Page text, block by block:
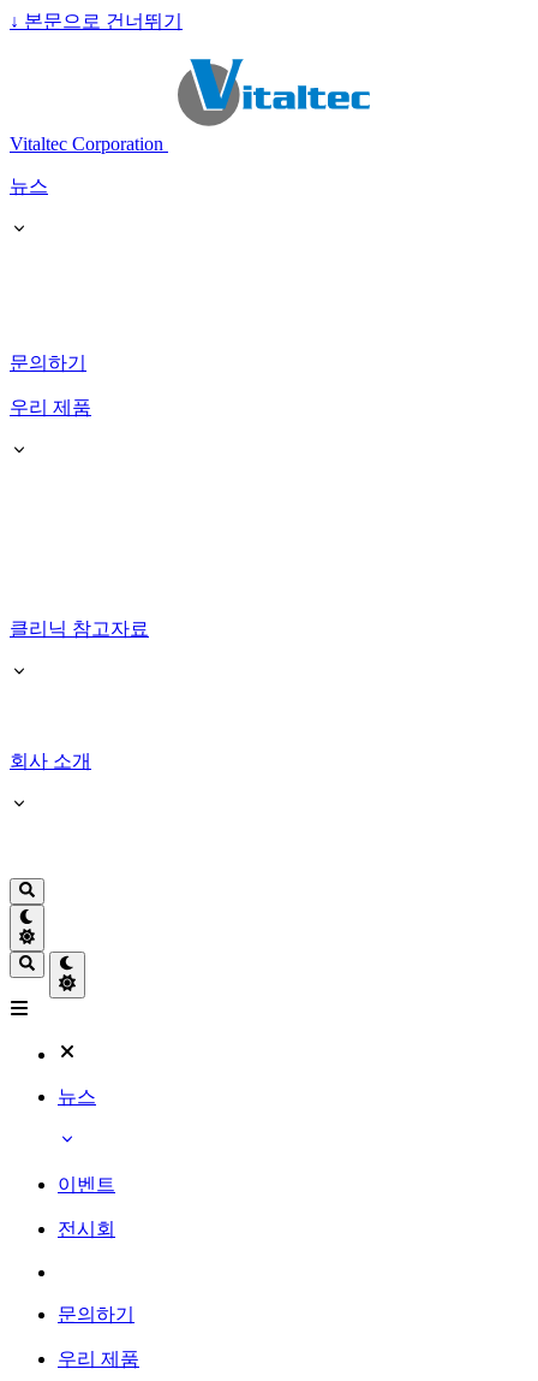
↓ 본문으로 건너뛰기
Vitaltec Corporation
뉴스
문의하기
우리 제품
클리닉 참고자료
회사 소개
뉴스
이벤트
전시회
문의하기
우리 제품